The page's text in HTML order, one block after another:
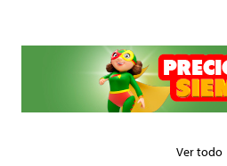
Ver todo